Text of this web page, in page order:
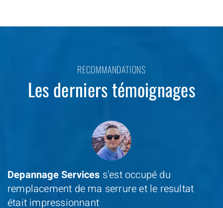
RECOMMANDATIONS
Les derniers témoignages
Depannage Services s'est occupé du
remplacement de ma serrure et le resultat
était impressionnant